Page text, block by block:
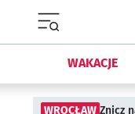
WAKACJE
WROCŁAW Znicz